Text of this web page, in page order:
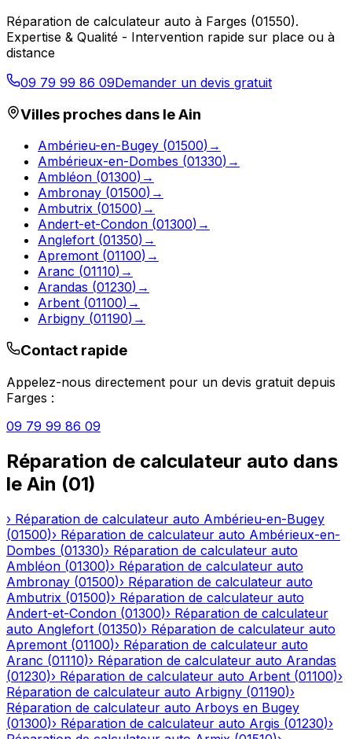
Réparation de calculateur auto à Farges (01550).
Expertise & Qualité - Intervention rapide sur place ou à
distance
09 79 99 86 09Demander un devis gratuit
Villes proches dans leAin
Ambérieu-en-Bugey (01500) →
Ambérieux-en-Dombes (01330) →
Ambléon (01300) →
Ambronay (01500) →
Ambutrix (01500) →
Andert-et-Condon (01300) →
Anglefort (01350) →
Apremont (01100) →
Aranc (01110) →
Arandas (01230) →
Arbent (01100) →
Arbigny (01190) →
Contact rapide
Appelez-nous directement pour un devis gratuit depuis
Farges :
09 79 99 86 09
Réparation de calculateur auto dans
le Ain (01)
› Réparation de calculateur auto Ambérieu-en-Bugey
(01500)› Réparation de calculateur auto Ambérieux-en-
Dombes (01330)› Réparation de calculateur auto
Ambléon (01300)› Réparation de calculateur auto
Ambronay (01500)› Réparation de calculateur auto
Ambutrix (01500)› Réparation de calculateur auto
Andert-et-Condon (01300)› Réparation de calculateur
auto Anglefort (01350)› Réparation de calculateur auto
Apremont (01100)› Réparation de calculateur auto
Aranc (01110)› Réparation de calculateur auto Arandas
(01230)› Réparation de calculateur auto Arbent (01100)›
Réparation de calculateur auto Arbigny (01190)›
Réparation de calculateur auto Arboys en Bugey
(01300)› Réparation de calculateur auto Argis (01230)›